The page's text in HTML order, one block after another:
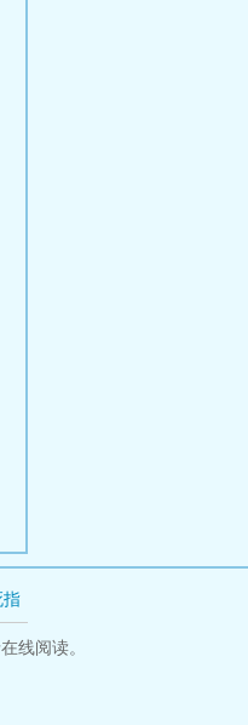
指
线阅读。